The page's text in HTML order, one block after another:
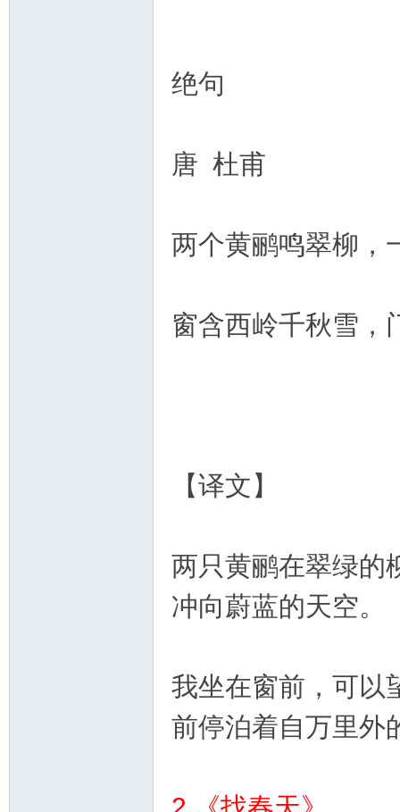
绝句
唐 杜甫
两个黄鹂鸣翠柳，
窗含西岭千秋雪，
【译文】
两只黄鹂在翠绿的
冲向蔚蓝的天空。
我坐在窗前，可以
前停泊着自万里外